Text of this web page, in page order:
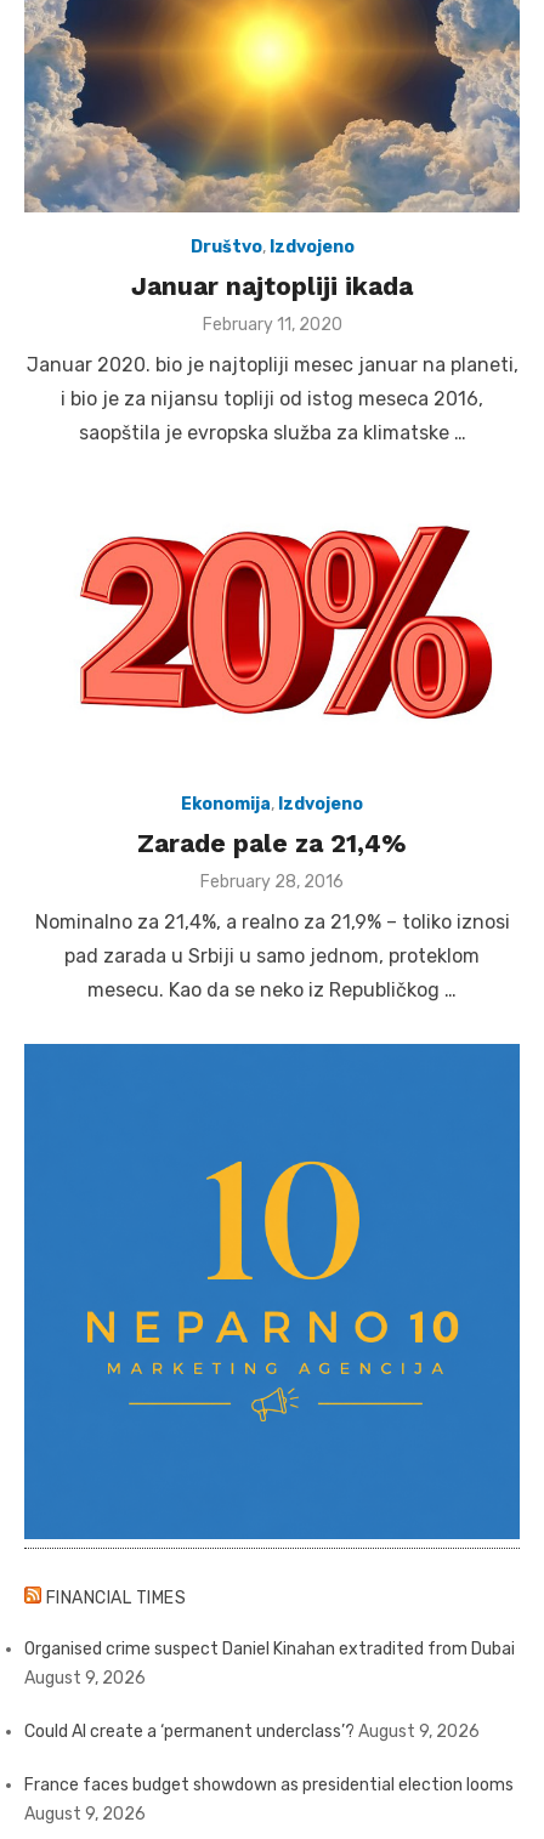
Društvo, Izdvojeno
Januar najtopliji ikada
Posted
February 11, 2020
Januar 2020. bio je najtopliji mesec januar na planeti,
i bio je za nijansu topliji od istog meseca 2016,
saopštila je evropska služba za klimatske …
Ekonomija, Izdvojeno
Zarade pale za 21,4%
Posted
February 28, 2016
Nominalno za 21,4%, a realno za 21,9% – toliko iznosi
pad zarada u Srbiji u samo jednom, proteklom
mesecu. Kao da se neko iz Republičkog …
FINANCIAL TIMES
Organised crime suspect Daniel Kinahan extradited from Dubai
August 9, 2026
Could AI create a ‘permanent underclass’? August 9, 2026
France faces budget showdown as presidential election looms
August 9, 2026